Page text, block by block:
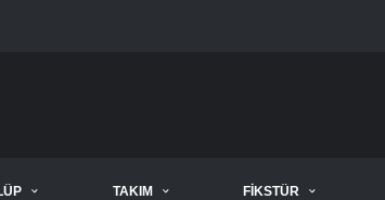
TAKIM FIKSTÜR